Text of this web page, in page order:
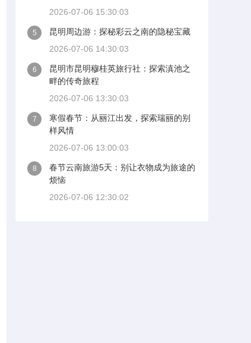
2026-07-06 15:30:03
5
昆明周边游：探秘彩云之南的隐秘宝藏
2026-07-06 14:30:03
6
昆明市昆明穆桂英旅行社：探索滇池之
畔的传奇旅程
2026-07-06 13:30:03
7
寒假春节：从丽江出发，探索瑞丽的别
样风情
2026-07-06 13:00:03
8
春节云南旅游5天：别让衣物成为旅途的
烦恼
2026-07-06 12:30:02